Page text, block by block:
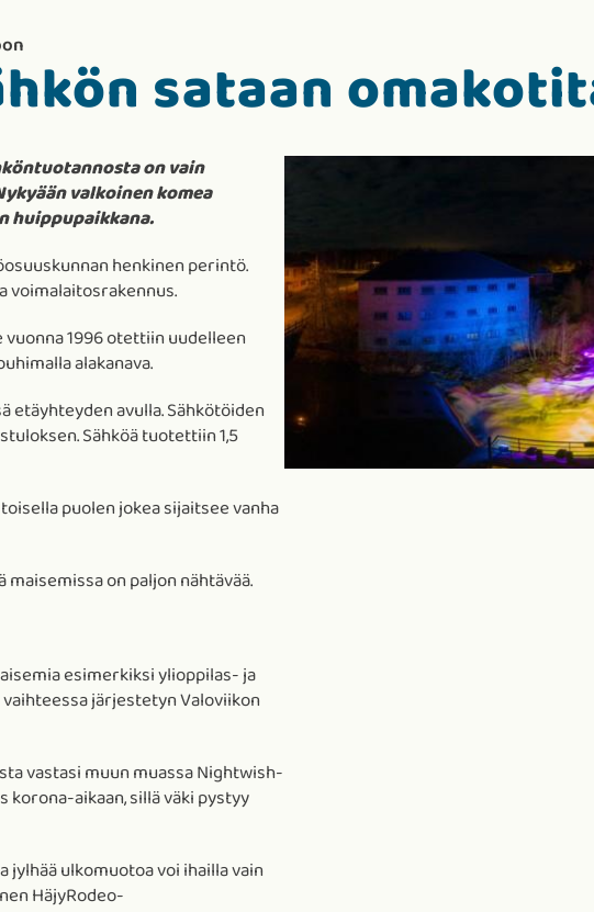
sataan
on vain
valkoinen komea
huippupaikkana.
henkinen perintö.
voimalaitosrakennus.
1996 otettiin uudelleen
alakanava.
etäyhteyden avulla. Sähkötöiden
Sähköä tuotettiin 1,5
puolen jokea sijaitsee vanha
on paljon nähtävää.
esimerkiksi ylioppilas- ja
järjestetyn Valoviikon
vastasi muun muassa Nightwish-
aikaan, sillä väki pystyy
ulkomuotoa voi ihailla vain
HäjyRodeo-